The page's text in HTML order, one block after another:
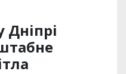
Дніпрі